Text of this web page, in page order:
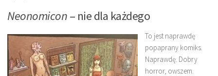
Neonomicon– nie dla każdego
To jest naprawdę
popaprany komiks.
Naprawdę. Dobry
horror, owszem.